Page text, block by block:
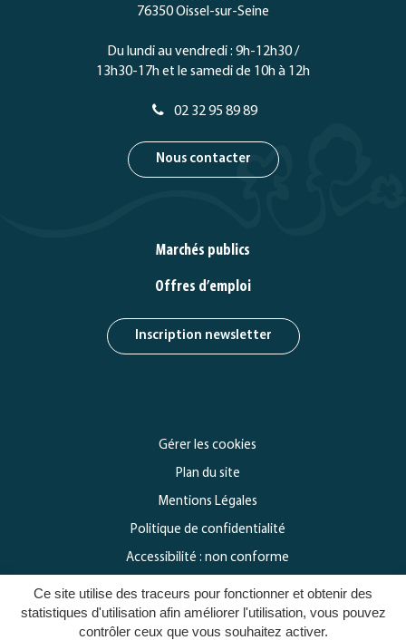
Ce site utilise des traceurs pour fonctionner et obtenir des
statistiques d'utilisation afin améliorer l'utilisation, vous pouvez
contrôler ceux que vous souhaitez activer.
76350 Oissel-sur-Seine
Du lundi au vendredi : 9h-12h30 /
13h30-17h et le samedi de 10h à 12h
02 32 95 89 89
Nous contacter
Marchés publics
Offres d’emploi
Inscription newsletter
Gérer les cookies
Plan du site
Mentions Légales
Politique de confidentialité
Accessibilité : non conforme